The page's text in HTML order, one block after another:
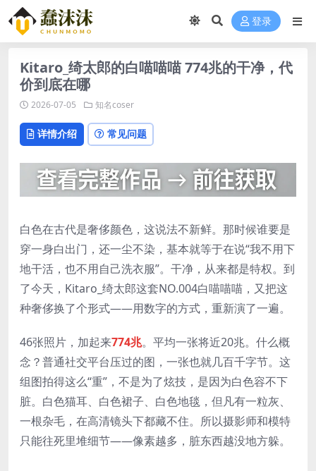
登录
Kitaro_绮太郎的白喵喵喵 774兆的干净，代
价到底在哪
2026-07-05 知名coser
详情介绍 常见问题
白色在古代是奢侈颜色，这说法不新鲜。那时候谁要是
穿一身白出门，还一尘不染，基本就等于在说“我不用下
地干活，也不用自己洗衣服”。干净，从来都是特权。到
了今天，Kitaro_绮太郎这套NO.004白喵喵喵，又把这
种奢侈换了个形式——用数字的方式，重新演了一遍。
46张照片，加起来774兆。平均一张将近20兆。什么概
念？普通社交平台压过的图，一张也就几百千字节。这
组图拍得这么“重”，不是为了炫技，是因为白色容不下
脏。白色猫耳、白色裙子、白色地毯，但凡有一粒灰、
一根杂毛，在高清镜头下都藏不住。所以摄影师和模特
只能往死里堆细节——像素越多，脏东西越没地方躲。